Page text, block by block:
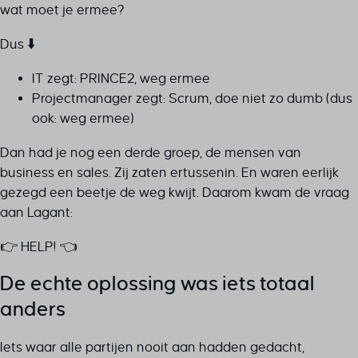
wat moet je ermee?
Dus ⬇️
IT zegt: PRINCE2, weg ermee
Projectmanager zegt: Scrum, doe niet zo dumb (dus
ook: weg ermee)
Dan had je nog een derde groep, de mensen van
business en sales. Zij zaten ertussenin. En waren eerlijk
gezegd een beetje de weg kwijt. Daarom kwam de vraag
aan Lagant:
👉 HELP! 👈
De echte oplossing was iets totaal
anders
Iets waar alle partijen nooit aan hadden gedacht,